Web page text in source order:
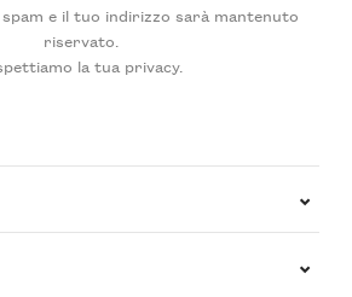
e il tuo indirizzo sarà mantenuto
riservato.
la tua privacy.